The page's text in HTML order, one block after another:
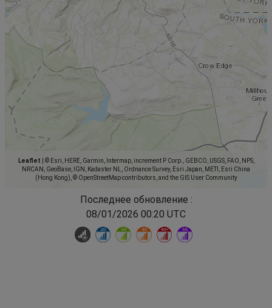
Leaflet
© Esri, HERE, Garmin, Intermap, increment P Corp., GEBCO, USGS, FAO, NPS,
NRCAN, GeoBase, IGN, Kadaster NL, Ordnance Survey, Esri Japan, METI, Esri China
(Hong Kong), © OpenStreetMap contributors, and the GIS User Community
Последнее обновление :
08/01/2026 00:20 UTC